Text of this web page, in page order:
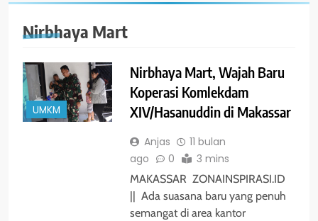
Nirbhaya Mart
UMKM
Nirbhaya Mart, Wajah Baru
Koperasi Komlekdam
XIV/Hasanuddin di Makassar
Anjas
11 bulan
ago
0 3 mins
MAKASSAR ZONAINSPIRASI.ID
|| Ada suasana baru yang penuh
semangat di area kantor